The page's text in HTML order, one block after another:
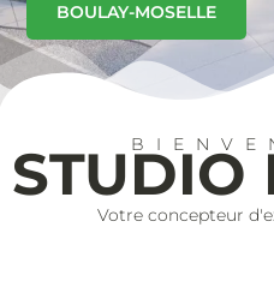
BOULAY-MOSELLE
STUDIO
Votre concepteur